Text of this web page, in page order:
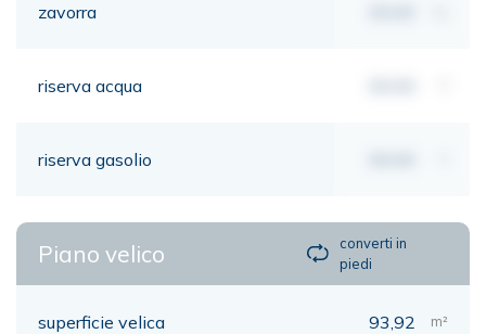
zavorra
riserva acqua
riserva gasolio
Piano velico
converti in
piedi
superficie velica 93,92 m²